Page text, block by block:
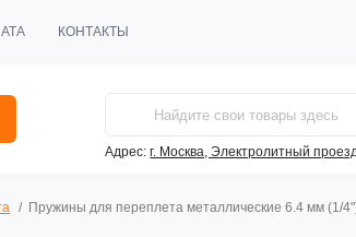
КОНТАКТЫ
Адрес: г. Москва, Электролитный
Пружины для переплета металлические 6.4 мм (1/